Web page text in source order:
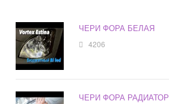
ЧЕРИ ФОРА БЕЛАЯ
4206
ЧЕРИ ФОРА РАДИАТОР